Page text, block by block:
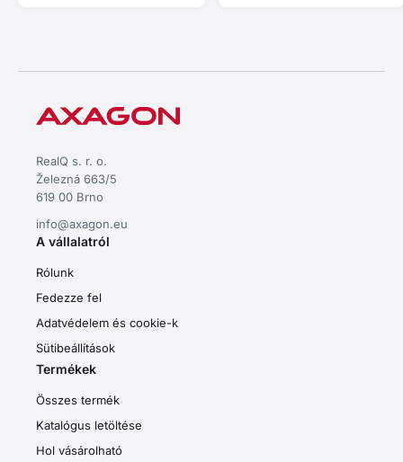
RealQ s. r. o.
Železná 663/5
619 00 Brno
info@axagon.eu
A vállalatról
Rólunk
Fedezze fel
Adatvédelem és cookie-k
Sütibeállítások
Termékek
Összes termék
Katalógus letöltése
Hol vásárolható